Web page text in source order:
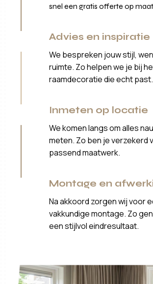
snel een gratis offerte op
Advies en inspiratie
We bespreken jouw stijl,
ruimte. Zo helpen we je bij
raamdecoratie die echt past.
Inmeten op locatie
We komen langs om alles
meten. Zo ben je verzekerd
passend maatwerk.
Montage en
Na akkoord zorgen wij voor
vakkundige montage. Zo
een stijlvol eindresultaat.